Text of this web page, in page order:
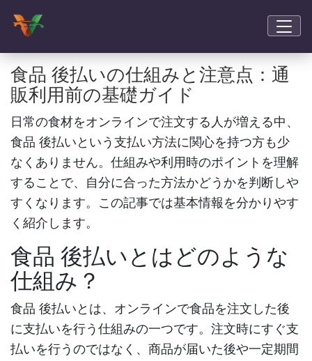
食品 後払いの仕組みと注意点：通
販利用前の基礎ガイド
日常の食材をオンラインで注文する人が増える中、
食品 後払いという支払い方法に関心を持つ方も少
なくありません。仕組みや利用時のポイントを理解
することで、自分に合った方法かどうかを判断しや
すくなります。この記事では基本情報を分かりやす
く紹介します。
食品 後払いとはどのような
仕組み？
食品 後払いとは、オンラインで食品を注文した後
に支払いを行う仕組みの一つです。注文時にすぐ支
払いを行うのではなく、商品が届いた後や一定期間